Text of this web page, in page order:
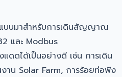
บบมาสำหรับการเดินสัญญาณ
และ Modbus
ดดได้เป็นอย่างดี เช่น การเดิน
าน Solar Farm, การร้อยท่อฟัง